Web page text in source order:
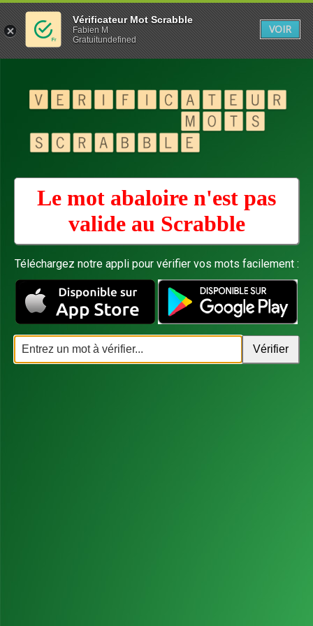
Le mot abaloire n'est pas
valide au Scrabble
Téléchargez notre appli pour vérifier vos mots facilement :
Vérificateur Mot Scrabble
Fabien M
Gratuitundefined
VOIR